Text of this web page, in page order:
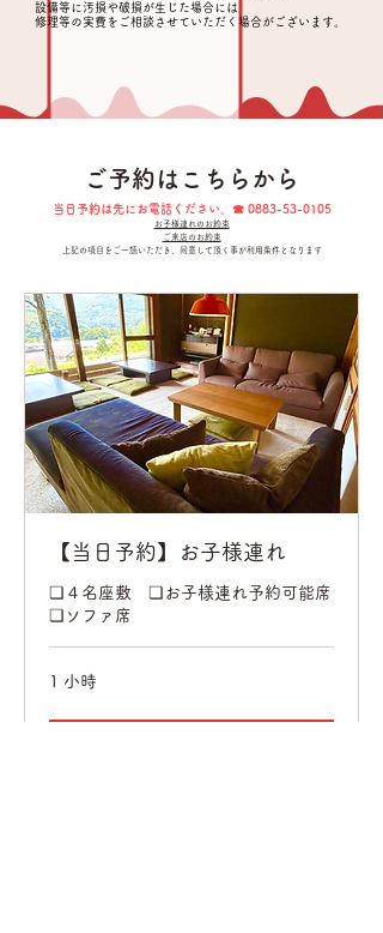
設備等に汚損や破損が生じた場合には
修理等の実費をご相談させていただく 場合がございます。
​ご予約はこちらから
​当日予約は先にお電話ください。☎︎ 0883-53-0105
お子様連れのお約束
ご来店のお約束
上記の項目をご一読いただき、同意して頂く事が利用条件となります
【当日予約】お子様連れ
❏４名座敷 ❏お子様連れ予約可能席
❏ソファ席
1 小時